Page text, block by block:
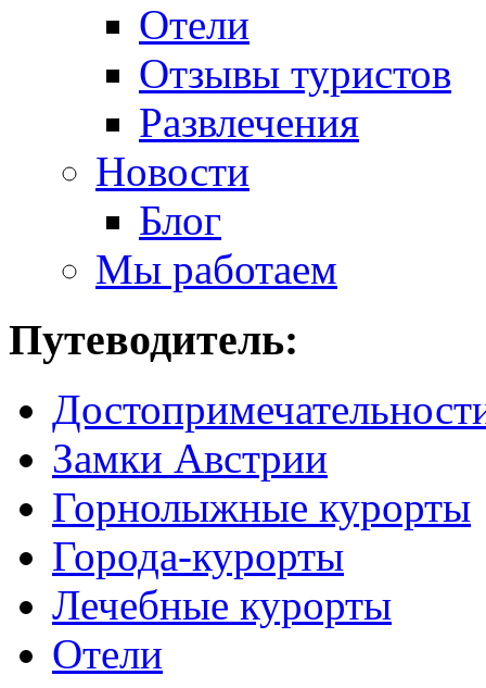
Отели
Отзывы туристов
Развлечения
Новости
Блог
Мы работаем
Путеводитель:
Замки Австрии
Горнолыжные курорты
Города-курорты
Лечебные курорты
Отели